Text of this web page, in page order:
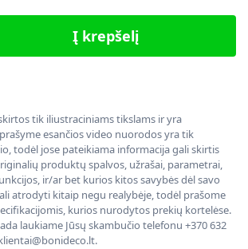
Į krepšelį
tik iliustraciniams tikslams ir yra
esančios video nuorodos yra tik
todėl jose pateikiama informacija gali skirtis
produktų spalvos, užrašai, parametrai,
ir/ar bet kurios kitos savybės dėl savo
atrodyti kitaip negu realybėje, todėl prašome
kurios nurodytos prekių kortelėse.
laukiame Jūsų skambučio telefonu +370 632